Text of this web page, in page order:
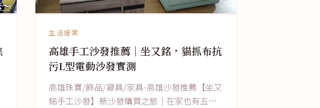
生活提案
高雄手工沙發推薦｜坐又銘，貓抓布抗
污L型電動沙發實測
高雄珠寶/飾品/寢具/家具-高雄沙發推薦【坐又
銘手工沙發】新沙發購買之旅│在家也有五星